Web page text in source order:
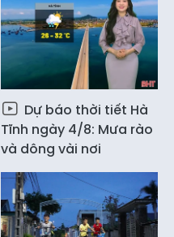
Dự báo thời tiết Hà
Tĩnh ngày 4/8: Mưa rào
và dông vài nơi